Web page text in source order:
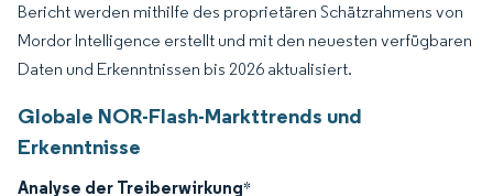
Bericht werden mithilfe des proprietären Schätzrahmens von
Mordor Intelligence erstellt und mit den neuesten verfügbaren
Daten und Erkenntnissen bis 2026 aktualisiert.
Globale NOR-Flash-Markttrends und
Erkenntnisse
Analyse der Treiberwirkung*